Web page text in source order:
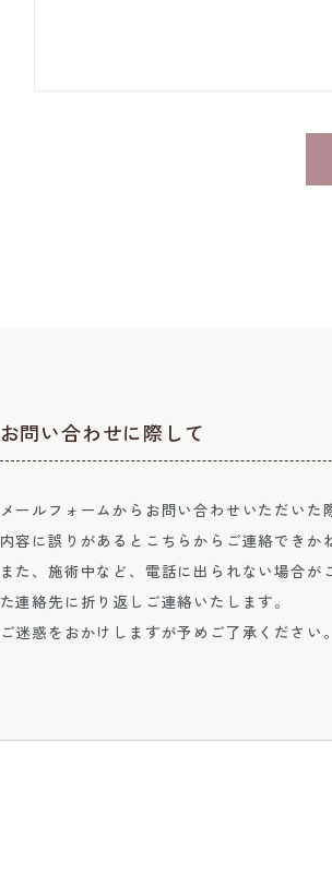
お問い合わせに際して
メールフォームからお問い合わせいただい
内容に誤りがあるとこちらからご連絡できか
また、施術中など、電話に出られない場合
た連絡先に折り返しご連絡いたします。
ご迷惑をおかけしますが予めご了承ください。